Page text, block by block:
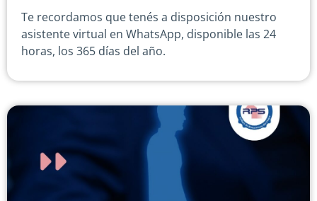
Te recordamos que tenés a disposición nuestro
asistente virtual en WhatsApp, disponible las 24
horas, los 365 días del año.